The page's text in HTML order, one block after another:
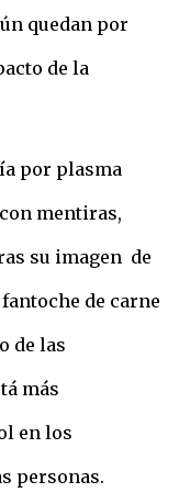
quedan por
de la
por plasma
mentiras,
su imagen de
de carne
de las
más
en los
personas.